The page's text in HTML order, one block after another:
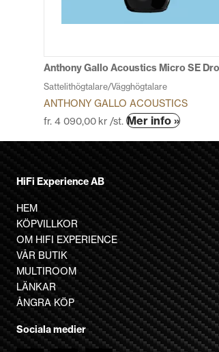
Anthony Gallo Acoustics Micro SE
Sattelithögtalare/Vägghögtalare
ANTHONY GALLO ACOUSTICS
fr. 4 090,00 kr /st. Mer info »Den
har
flera
varianter.
De
olika
kan
väljas
på
HiFi Experience AB
HEM
KÖPVILLKOR
OM HIFI EXPERIENCE
VÅR BUTIK
MULTIROOM
LÄNKAR
ÅNGRA KÖP
Sociala medier